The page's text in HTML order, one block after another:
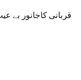
قربانی کاجانور بے